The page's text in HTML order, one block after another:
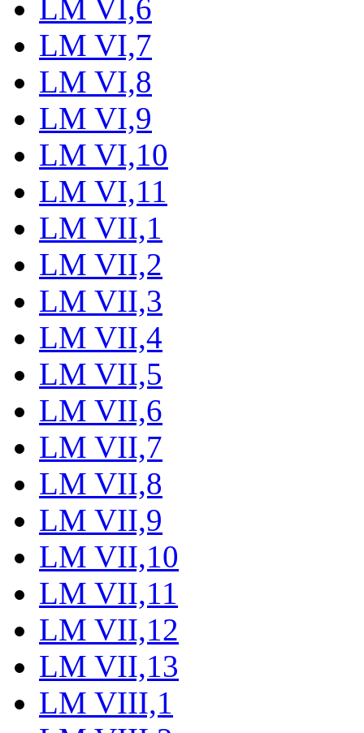
LM VI,6
LM VI,7
LM VI,8
LM VI,9
LM VI,10
LM VI,11
LM VII,1
LM VII,2
LM VII,3
LM VII,4
LM VII,5
LM VII,6
LM VII,7
LM VII,8
LM VII,9
LM VII,10
LM VII,11
LM VII,12
LM VII,13
LM VIII,1